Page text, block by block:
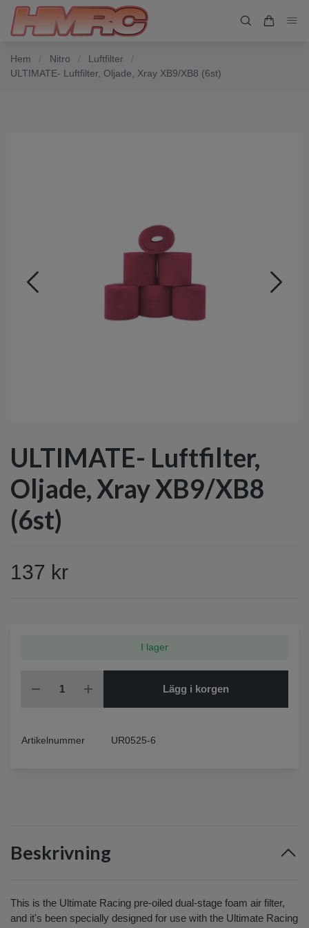
Hem / Nitro / Luftfilter
/
ULTIMATE- Luftfilter, Oljade, Xray XB9/XB8 (6st)
ULTIMATE- Luftfilter,
Oljade, Xray XB9/XB8
(6st)
137 kr
I lager
Lägg i korgen
Artikelnummer UR0525-6
Beskrivning
This is the Ultimate Racing pre-oiled dual-stage foam air filter,
and it's been specially designed for use with the Ultimate Racing